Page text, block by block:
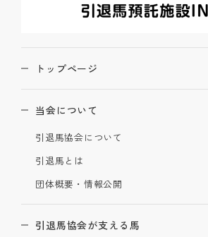
トップページ
当会について
引退馬協会について
引退馬とは
団体概要・情報公開
引退馬協会が支える馬